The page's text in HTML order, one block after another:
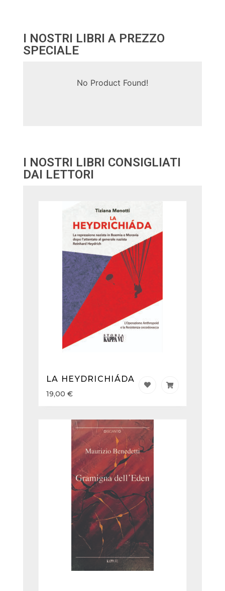
I NOSTRI LIBRI A PREZZO
SPECIALE
No Product Found!
I NOSTRI LIBRI CONSIGLIATI
DAI LETTORI
LA HEYDRICHIÁDA
19,00 €